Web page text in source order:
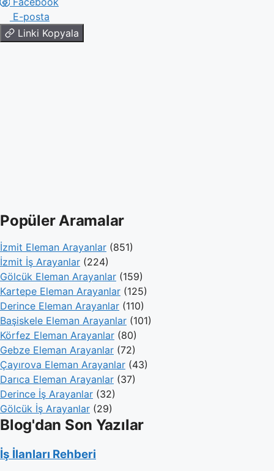
E-posta
Linki Kopyala
Popüler Aramalar
İzmit Eleman Arayanlar (851)
İzmit İş Arayanlar (224)
Gölcük Eleman Arayanlar (159)
Kartepe Eleman Arayanlar (125)
Derince Eleman Arayanlar (110)
Başiskele Eleman Arayanlar (101)
Körfez Eleman Arayanlar (80)
Gebze Eleman Arayanlar (72)
Çayırova Eleman Arayanlar (43)
Darıca Eleman Arayanlar (37)
Derince İş Arayanlar (32)
Gölcük İş Arayanlar (29)
Blog'dan Son Yazılar
İş İlanları Rehberi